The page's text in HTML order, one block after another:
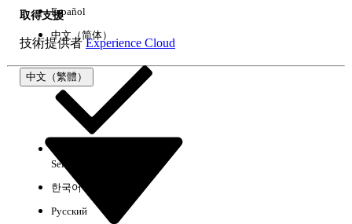
取得支援
技術提供者Experience Cloud
中文（繁體）
Español
中文（简体）
Select Org
한국어
Русский